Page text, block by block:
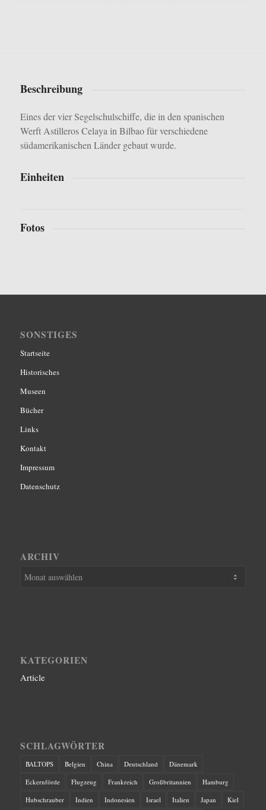
Beschreibung
Eines der vier Segelschulschiffe, die in den spanischen
Werft Astilleros Celaya in Bilbao für verschiedene
südamerikanischen Länder gebaut wurde.
Einheiten
Fotos
SONSTIGES
Startseite
Historisches
Museen
Bücher
Links
Kontakt
Impressum
Datenschutz
ARCHIV
KATEGORIEN
Article
SCHLAGWÖRTER
BALTOPS Belgien China Deutschland
Dänemark
Eckernförde
Flugzeug Frankreich Großbritannien
Hamburg
Hubschrauber
Indien Indonesien Israel Italien Japan Kiel